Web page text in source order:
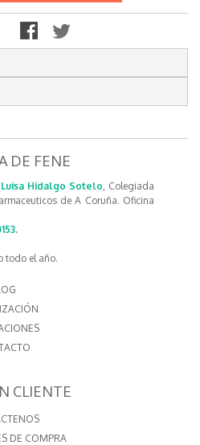
DE FENE
Hidalgo Sotelo, Colegiada
de A Coruña. Oficina
.
todo el año.
CLIENTE
DE COMPRA